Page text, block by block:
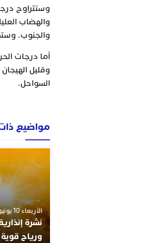
والجنوب. وستكون ما بين 13 و17
أما درجات
وقليل
السواحل.
مواضيع
الأربعاء 10 يونيو 2026 - 1:05
نشرة
ورياح قوية